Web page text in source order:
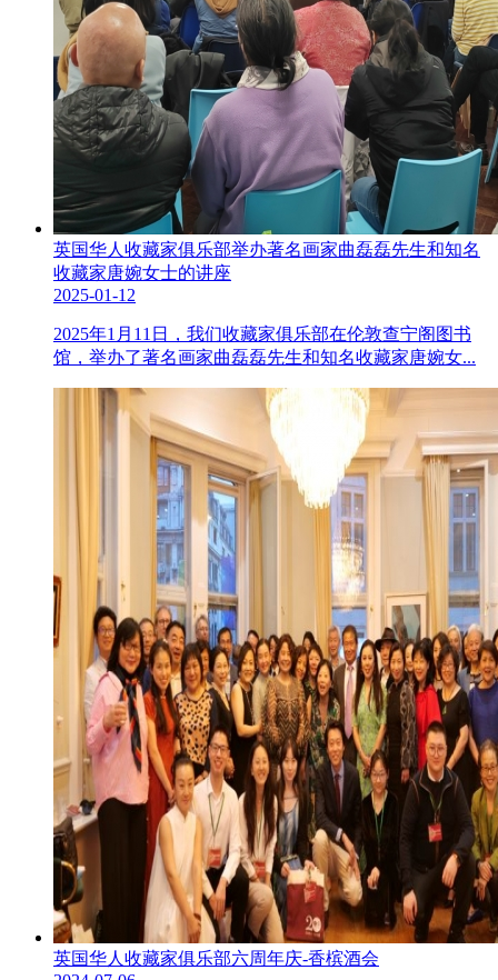
英国华人收藏家俱乐部举办著名画家曲磊磊先生和知名
收藏家唐婉女士的讲座
2025-01-12
2025年1月11日，我们收藏家俱乐部在伦敦查宁阁图书
馆，举办了著名画家曲磊磊先生和知名收藏家唐婉女...
英国华人收藏家俱乐部六周年庆-香槟酒会